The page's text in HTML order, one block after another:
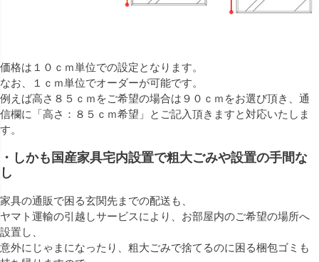
価格は１０ｃｍ単位での設定となります。
なお、１ｃｍ単位でオーダーが可能です。
例えば高さ８５ｃｍをご希望の場合は９０ｃｍをお選び頂き、通
信欄に「高さ：８５ｃｍ希望」とご記入頂きますと対応いたしま
す。
・しかも国産家具宅内設置で粗大ごみや設置の手間な
し
家具の通販で困る玄関先までの配送も、
ヤマト運輸の引越しサービスにより、お部屋内のご希望の場所へ
設置し、
意外にじゃまになったり、粗大ごみで捨てるのに困る梱包ゴミも